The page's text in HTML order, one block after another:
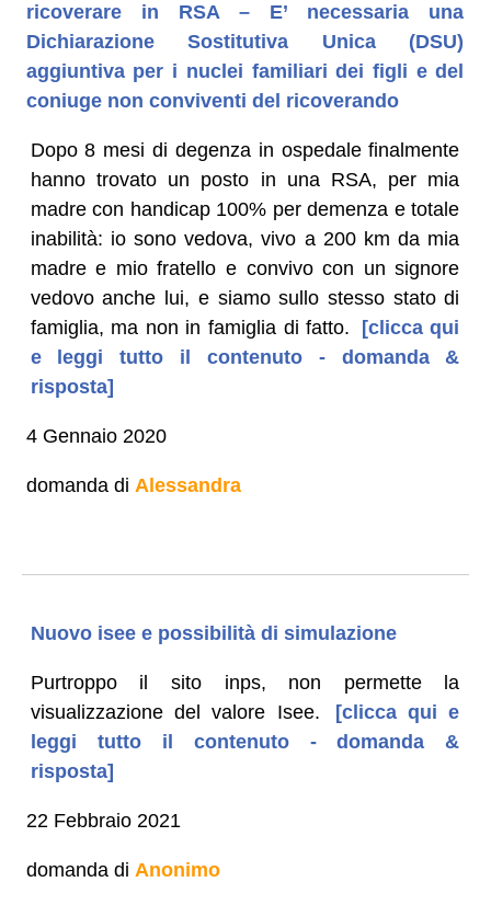
ricoverare in RSA – E’ necessaria una
Dichiarazione Sostitutiva Unica (DSU)
aggiuntiva per i nuclei familiari dei figli e del
coniuge non conviventi del ricoverando
Dopo 8 mesi di degenza in ospedale finalmente
hanno trovato un posto in una RSA, per mia
madre con handicap 100% per demenza e totale
inabilità: io sono vedova, vivo a 200 km da mia
madre e mio fratello e convivo con un signore
vedovo anche lui, e siamo sullo stesso stato di
famiglia, ma non in famiglia di fatto.
[clicca qui
e leggi tutto il contenuto - domanda &
risposta]
4 Gennaio 2020
domanda di Alessandra
Nuovo isee e possibilità di simulazione
Purtroppo il sito inps, non permette la
visualizzazione del valore Isee.
[clicca qui e
leggi tutto il contenuto - domanda &
risposta]
22 Febbraio 2021
domanda di Anonimo